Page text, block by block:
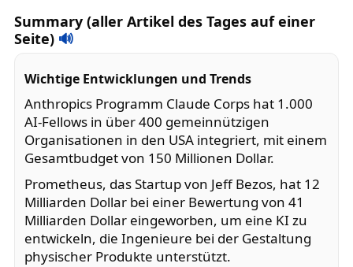
Summary (aller Artikel des Tages auf einer
Seite) 🔊
Wichtige Entwicklungen und Trends
Anthropics Programm Claude Corps hat 1.000
AI-Fellows in über 400 gemeinnützigen
Organisationen in den USA integriert, mit einem
Gesamtbudget von 150 Millionen Dollar.
Prometheus, das Startup von Jeff Bezos, hat 12
Milliarden Dollar bei einer Bewertung von 41
Milliarden Dollar eingeworben, um eine KI zu
entwickeln, die Ingenieure bei der Gestaltung
physischer Produkte unterstützt.